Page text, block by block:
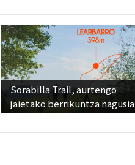
Sorabilla Trail, aurtengo
jaietako berrikuntza nagusia